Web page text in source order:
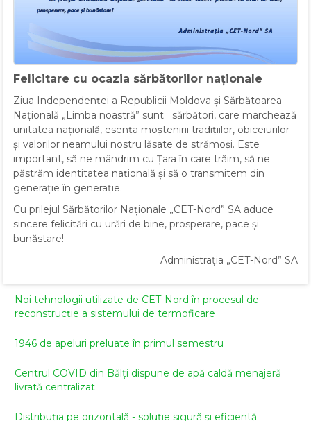
Felicitare cu ocazia sărbătorilor naționale
Ziua Independenței a Republicii Moldova și Sărbătoarea
Națională „Limba noastră” sunt sărbători, care marchează
unitatea națională, esența moștenirii tradițiilor, obiceiurilor
și valorilor neamului nostru lăsate de strămoși. Este
important, să ne mândrim cu Țara în care trăim, să ne
păstrăm identitatea națională și să o transmitem din
generație în generație.
Cu prilejul Sărbătorilor Naționale „CET-Nord” SA aduce
sincere felicitări cu urări de bine, prosperare, pace și
bunăstare!
Administrația „CET-Nord” SA
Noi tehnologii utilizate de CET-Nord în procesul de
reconstrucție a sistemului de termoficare
1946 de apeluri preluate în primul semestru
Centrul COVID din Bălți dispune de apă caldă menajeră
livrată centralizat
Distribuția pe orizontală - soluție sigură și eficientă